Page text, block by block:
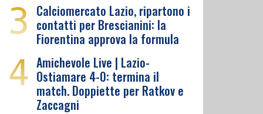
3 Calciomercato Lazio, ripartono i
contatti per Brescianini: la
Fiorentina approva la formula
4 Amichevole Live | Lazio-
Ostiamare 4-0: termina il
match. Doppiette per Ratkov e
Zaccagni